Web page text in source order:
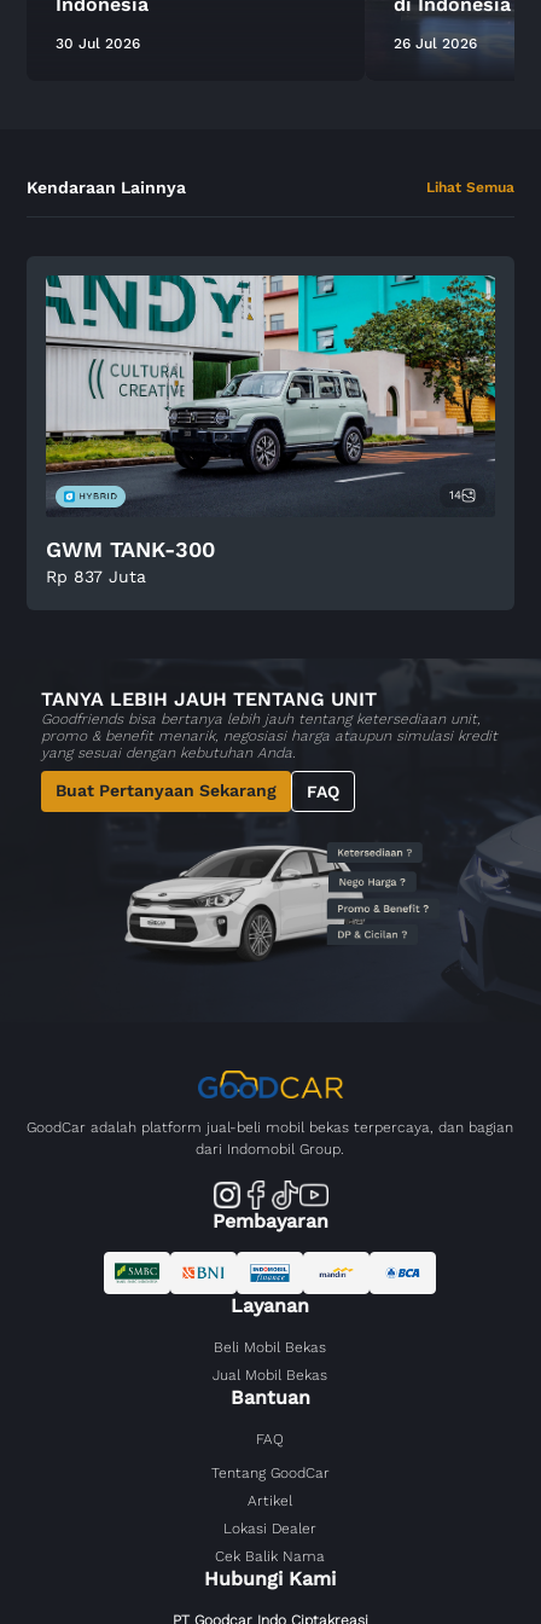
30 Jul 2026 26 Jul 2026
Kendaraan Lainnya Lihat Semua
14
GWM TANK-300
Rp 837 Juta
TANYA LEBIH JAUH TENTANG UNIT
Goodfriends bisa bertanya lebih jauh tentang ketersediaan unit,
promo & benefit menarik, negosiasi harga ataupun simulasi kredit
yang sesuai dengan kebutuhan Anda.
Buat Pertanyaan Sekarang FAQ
GoodCar adalah platform jual-beli mobil bekas terpercaya, dan bagian
dari Indomobil Group.
Pembayaran
Layanan
Beli Mobil Bekas
Jual Mobil Bekas
Bantuan
FAQ
Tentang GoodCar
Artikel
Lokasi Dealer
Cek Balik Nama
Hubungi Kami
PT Goodcar Indo Ciptakreasi